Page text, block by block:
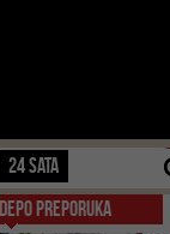
24 SATA
DEPO PREPORUKA